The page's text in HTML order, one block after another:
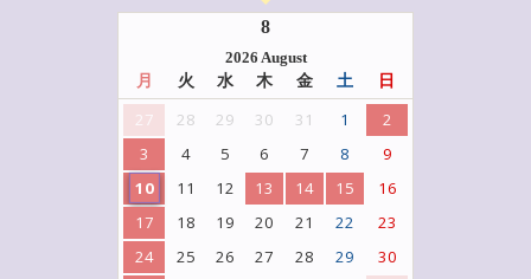
8
2026 August
月
火 水 木 金 土 日
27 28 29 30 31 1
2
3
4 5 6 7 8
9
10
11 12 13 14 15
16
17
18 19 20 21 22
23
24
25 26 27 28 29 30